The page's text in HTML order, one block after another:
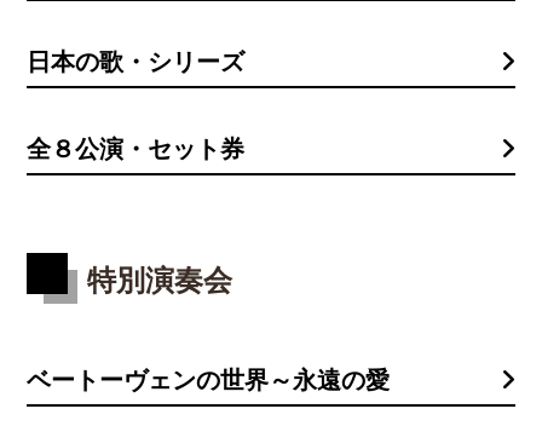
日本の歌・シリーズ
全８公演・セット券
特別演奏会
ベートーヴェンの世界～永遠の愛